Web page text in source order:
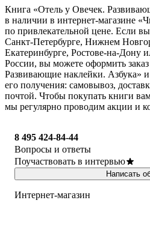
Книга «Отель у Овечек.
в наличии в интернет-магазине
по привлекательной цене. Если
Санкт-Петербурге, Нижнем
Екатеринбурге, Ростове-на-Дону
России, вы можете оформить
Развивающие наклейки. Азбука»
его получения: самовывоз,
почтой. Чтобы покупать книги
мы регулярно проводим акции и
8 495 424-84-44
Вопросы и ответы
Поучаствовать в интервью
Написать
Интернет-магазин